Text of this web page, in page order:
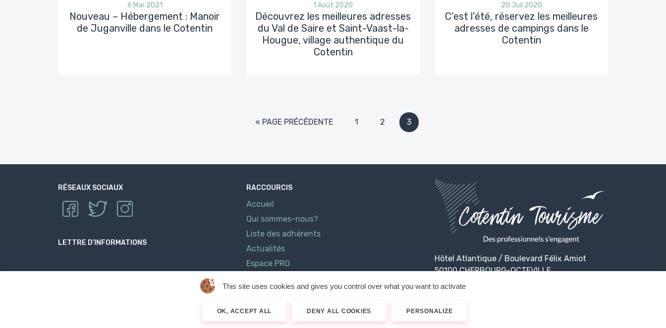
6 Mar 2021
Nouveau – Hébergement : Manoir
de Juganville dans le Cotentin
1 Août 2020
Découvrez les meilleures adresses
du Val de Saire et Saint-Vaast-la-
Hougue, village authentique du
Cotentin
20 Juil 2020
C’est l’été, réservez les meilleures
adresses de campings dans le
Cotentin
« PAGE PRÉCÉDENTE 1 2 3
RÉSEAUX SOCIAUX
LETTRE D’INFORMATIONS
RACCOURCIS
Accueil
Qui sommes-nous?
Liste des adhérents
Actualités
Espace PRO
Hôtel Atlantique / Boulevard Félix Amiot
50100 CHERBOURG-OCTEVILLE
© 2026Cotentin Tourisme Mentions légales Politique de confidentialité
This site uses cookies and gives you control over what you want to activate
OK, ACCEPT ALL DENY ALL COOKIES PERSONALIZE